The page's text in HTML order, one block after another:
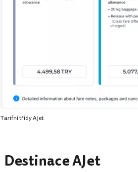
Tarifní třídy AJet
Destinace AJet